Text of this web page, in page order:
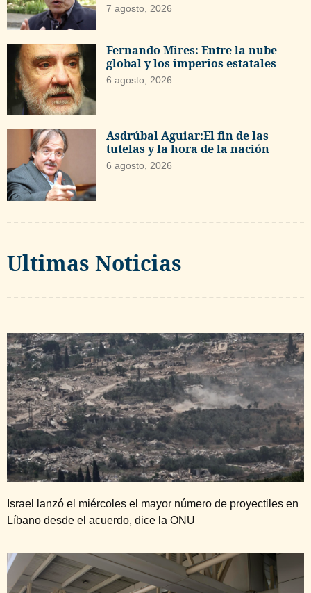
7 agosto, 2026
Fernando Mires: Entre la nube
global y los imperios estatales
6 agosto, 2026
Asdrúbal Aguiar:El fin de las
tutelas y la hora de la nación
6 agosto, 2026
Ultimas Noticias
Israel lanzó el miércoles el mayor número de proyectiles en
Líbano desde el acuerdo, dice la ONU